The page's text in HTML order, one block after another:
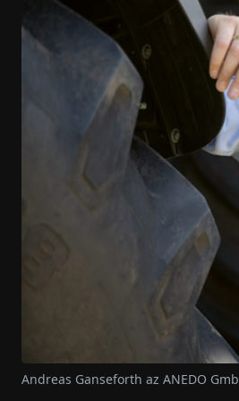
Andreas Ganseforth az ANEDO